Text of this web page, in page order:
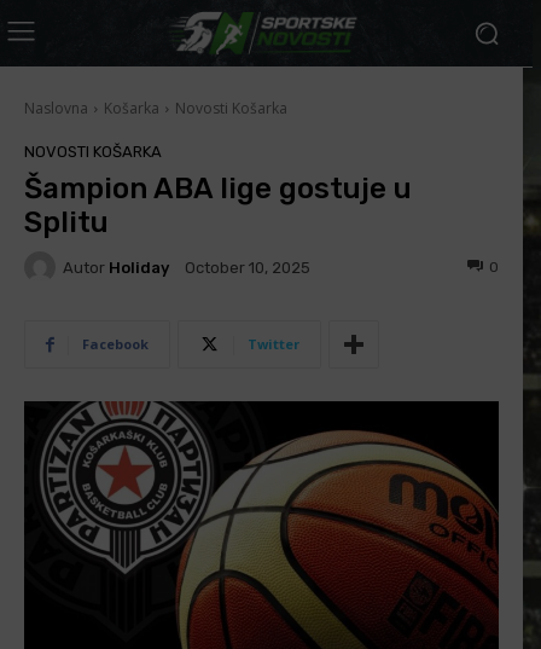
Naslovna Košarka Novosti Košarka
NOVOSTI KOŠARKA
Šampion ABA lige gostuje u
Splitu
Autor Holiday October 10, 2025 0
Facebook Twitter